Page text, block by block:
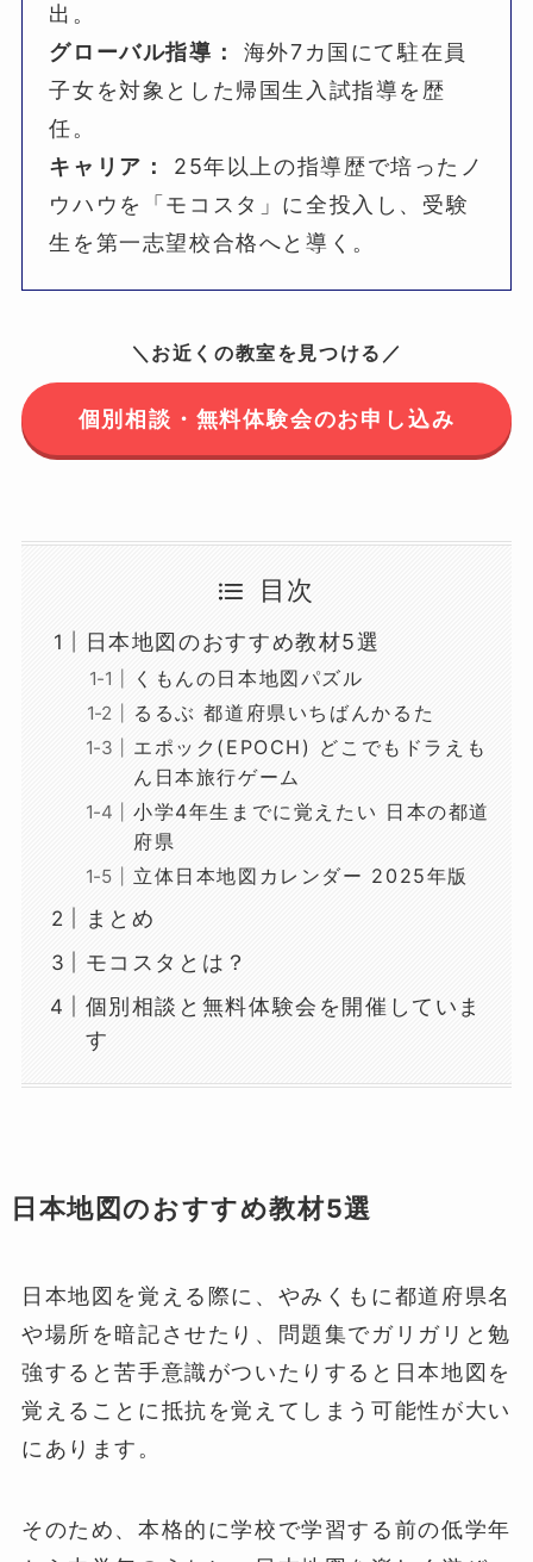
出。
グローバル指導：
海外7カ国にて駐在員
子女を対象とした帰国生入試指導を歴
任。
キャリア：
25年以上の指導歴で培ったノ
ウハウを「モコスタ」に全投入し、受験
生を第一志望校合格へと導く。
＼お近くの教室を見つける／
個別相談・無料体験会のお申し込み
目次
日本地図のおすすめ教材5選
くもんの日本地図パズル
るるぶ 都道府県いちばんかるた
エポック(EPOCH) どこでもドラえも
ん日本旅行ゲーム
小学4年生までに覚えたい 日本の都道
府県
立体日本地図カレンダー 2025年版
まとめ
モコスタとは？
個別相談と無料体験会を開催していま
す
日本地図のおすすめ教材5選
日本地図を覚える際に、やみくもに都道府県名
や場所を暗記させたり、問題集でガリガリと勉
強すると苦手意識がついたりすると日本地図を
覚えることに抵抗を覚えてしまう可能性が大い
にあります。
そのため、本格的に学校で学習する前の低学年